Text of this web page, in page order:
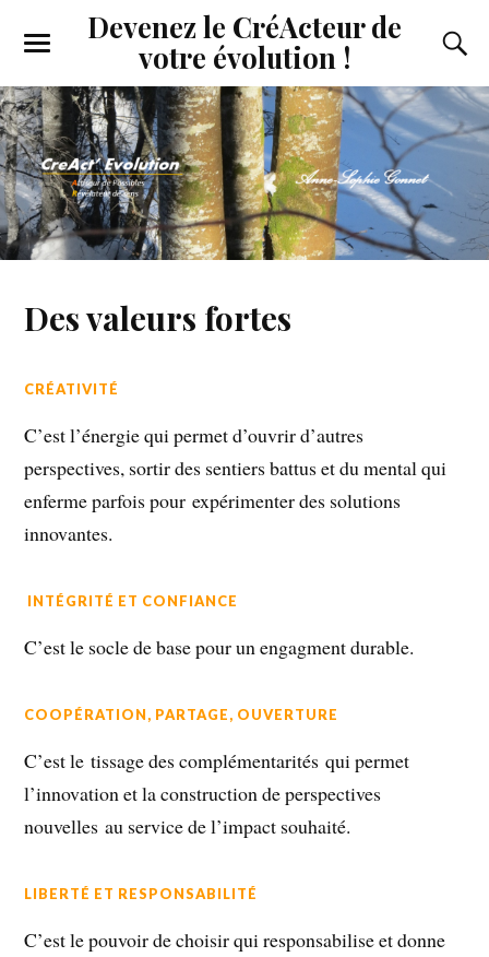
Devenez le CréActeur de
votre évolution !
Des valeurs fortes
CRÉATIVITÉ
C’est l’énergie qui permet d’ouvrir d’autres
perspectives, sortir des sentiers battus et du mental qui
enferme parfois pour expérimenter des solutions
innovantes.
INTÉGRITÉ ET CONFIANCE
C’est le socle de base pour un engagment durable.
COOPÉRATION, PARTAGE, OUVERTURE
C’est le tissage des complémentarités qui permet
l’innovation et la construction de perspectives
nouvelles au service de l’impact souhaité.
LIBERTÉ ET RESPONSABILITÉ
C’est le pouvoir de choisir qui responsabilise et donne